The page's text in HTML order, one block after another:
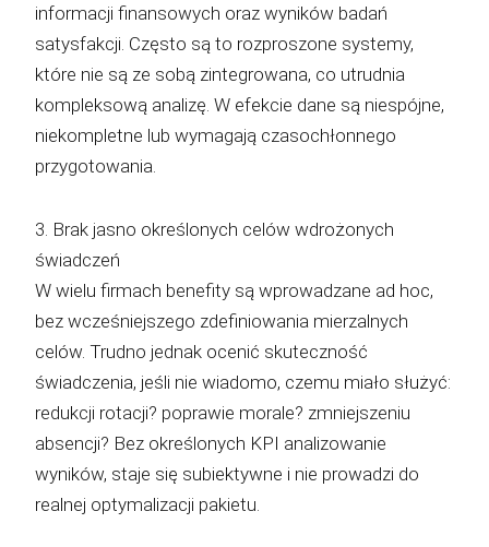
informacji finansowych oraz wyników badań
satysfakcji. Często są to rozproszone systemy,
które nie są ze sobą zintegrowana, co utrudnia
kompleksową analizę. W efekcie dane są niespójne,
niekompletne lub wymagają czasochłonnego
przygotowania.
3. Brak jasno określonych celów wdrożonych
świadczeń
W wielu firmach benefity są wprowadzane ad hoc,
bez wcześniejszego zdefiniowania mierzalnych
celów. Trudno jednak ocenić skuteczność
świadczenia, jeśli nie wiadomo, czemu miało służyć:
redukcji rotacji? poprawie morale? zmniejszeniu
absencji? Bez określonych KPI analizowanie
wyników, staje się subiektywne i nie prowadzi do
realnej optymalizacji pakietu.